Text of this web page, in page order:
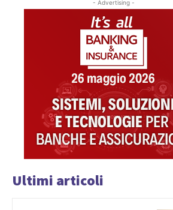
- Advertising -
Ultimi articoli